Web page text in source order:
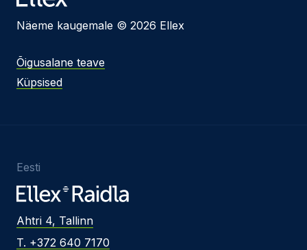
Näeme kaugemale © 2026 Ellex
Õigusalane teave
Küpsised
Eesti
Ahtri 4, Tallinn
T. +372 640 7170